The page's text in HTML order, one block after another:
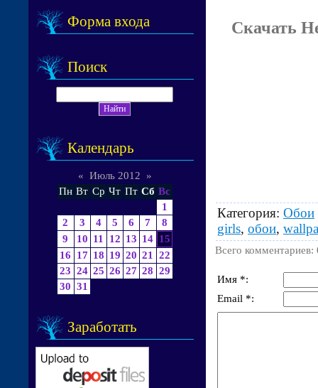
Форма входа
Поиск
Календарь
« Июль 2012
»
Пн Вт Ср Чт Пт Сб Вс
1
2
3 4 5 6 7
8
9
10 11 12 13 14 15
16
17 18 19 20 21
22
23 24 25 26 27 28 29
30 31
Заработать
Скачать
Категория: Обои
girls, обои,
Всего комментариев:
Имя *:
Email *: